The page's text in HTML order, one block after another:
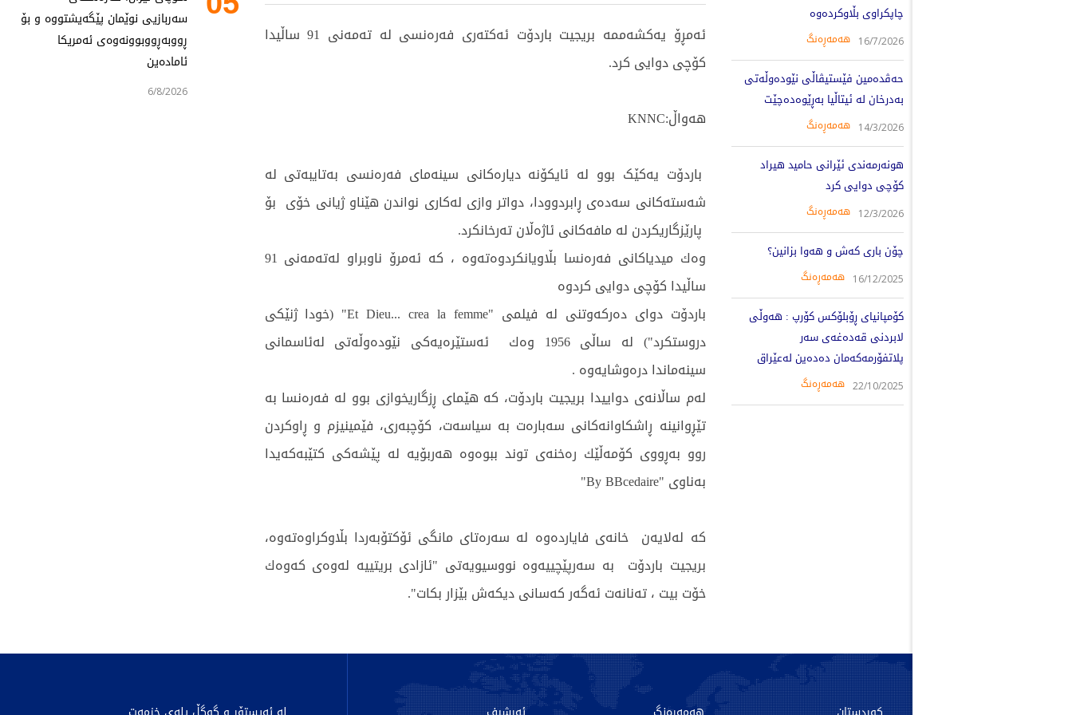
چاپکراوی بڵاوکردەوە
16/7/2026 هەمەڕەنگ
حه‌ڤده‌مین فێستیڤاڵی نێوده‌وڵه‌تی
به‌درخان له‌ ئیتاڵیا به‌ڕێوه‌ده‌چێت
14/3/2026 هەمەڕەنگ
هونەرمەندی ئێرانی حامید هیراد
کۆچی دوایی کرد
12/3/2026 هەمەڕەنگ
چۆن باری کەش و هەوا بزانین؟
16/12/2025 هەمەڕەنگ
كۆمپانیای ڕۆبلۆکس کۆرپ : هه‌وڵی
لابردنی قه‌ده‌غه‌ی سه‌ر
پلاتفۆرمه‌كه‌مان ده‌ده‌ین له‌عێراق
22/10/2025 هەمەڕەنگ
ئەمڕۆ یەکشەممە بریجیت باردۆت ئەکتەری فەرەنسی لە تەمەنی 91 ساڵیدا
کۆچی دوایی کرد.
هەواڵ:KNNC
باردۆت یەکێک بوو لە ئایکۆنە دیارەکانی سینەمای فەرەنسی به‌تایبه‌تی لە
شەستەکانی سەدەی ڕابردوودا، دواتر وازی له‌كاری نواندن هێناو ژیانی خۆی بۆ
پارێزگاریكردن له‌ مافەکانی ئاژەڵان ته‌رخانكرد.
وه‌ك میدیاكانی فه‌ره‌نسا بڵاویانكردوه‌ته‌وه‌ ، كه‌ ئه‌مرۆ ناوبراو له‌ته‌مه‌نی 91
ساڵیدا كۆچی دوایی كردوه‌
باردۆت دوای دەرکەوتنی لە فیلمی "Et Dieu... crea la femme" (خودا ژنێکی
دروستکرد") لە ساڵی 1956 وه‌ك ئەستێرەیه‌كی نێودەوڵەتی له‌ئاسمانی
سینه‌ماندا دره‌وشایه‌وه .
لەم ساڵانەی دواییدا بریجیت باردۆت، کە هێمای ڕزگاریخوازی بوو لە فەرەنسا بە
تێڕوانینە ڕاشکاوانەکانی سەبارەت بە سیاسەت، کۆچبەری، فێمینیزم و ڕاوکردن
روو به‌ڕووی كۆمه‌ڵێك ره‌خنه‌ی توند ببوه‌وه‌ هه‌ربۆیه‌ لە پێشەکی کتێبەکەیدا
بەناوی "By BBcedaire"
کە لەلایەن خانه‌ی فایاردەوە لە سەرەتای مانگی ئۆکتۆبەردا بڵاوکراوەتەوە،
بریجیت باردۆت بە سەرپێچییەوە نووسیویەتی "ئازادی بریتییە لەوه‌ی كه‌وه‌ك
خۆت بیت ، تەنانەت ئەگەر کەسانی دیکەش بێزار بکات".
سەربازیی نوێمان پێگەیشتووە و بۆ
ڕووبەڕووبوونەوەی ئەمریکا
ئامادەین
6/8/2026